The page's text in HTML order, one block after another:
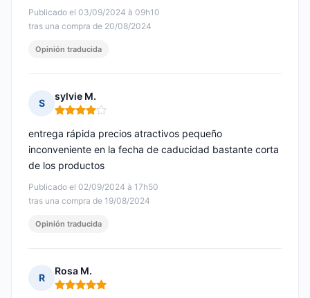
Publicado el 03/09/2024 à 09h10
tras una compra de 20/08/2024
Opinión traducida
S
sylvie M.
Nota: 4 de 5
Publicado el 02/09/2024 à 17h50
tras una compra de 19/08/2024
entrega rápida precios atractivos pequeño
inconveniente en la fecha de caducidad bastante corta
de los productos
Opinión traducida
R
Rosa M.
Nota: 5 de 5